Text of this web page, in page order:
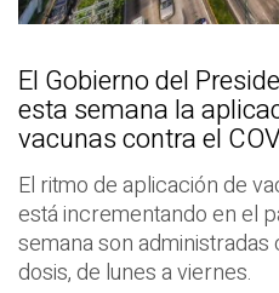
El Gobierno del
esta semana la
vacunas contra el
El ritmo de aplicación de
está incrementando en el
semana son
dosis, de lunes a viernes.